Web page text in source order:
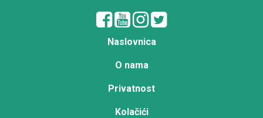
Naslovnica
O nama
Privatnost
Kolačići